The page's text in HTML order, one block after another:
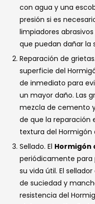
con agua y una
presión si es
limpiadores
que puedan dañar la
Reparación de
superficie del
de inmediato para
un mayor daño. Las
mezcla de cemento
de que la reparación
textura del
Sellado. El Hormigón
periódicamente para
su vida útil. El
de suciedad y
resistencia del